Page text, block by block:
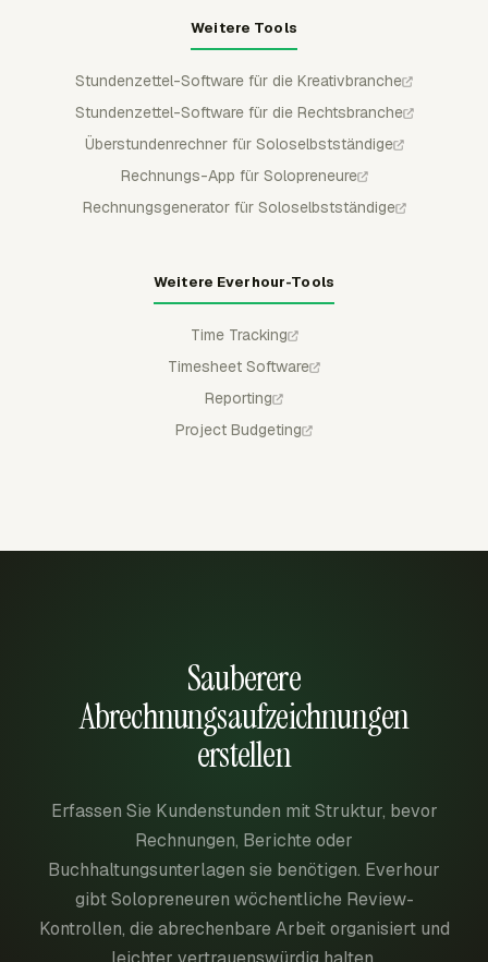
Weitere Tools
Stundenzettel-Software für die Kreativbranche
Stundenzettel-Software für die Rechtsbranche
Überstundenrechner für Soloselbstständige
Rechnungs-App für Solopreneure
Rechnungsgenerator für Soloselbstständige
Weitere Everhour-Tools
Time Tracking
Timesheet Software
Reporting
Project Budgeting
Sauberere
Abrechnungsaufzeichnungen
erstellen
Erfassen Sie Kundenstunden mit Struktur, bevor
Rechnungen, Berichte oder
Buchhaltungsunterlagen sie benötigen. Everhour
gibt Solopreneuren wöchentliche Review-
Kontrollen, die abrechenbare Arbeit organisiert und